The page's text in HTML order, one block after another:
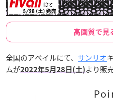
高画質で見
全国のアベイルにて、 サンリオ
ムが2022年5月28日(土) より販